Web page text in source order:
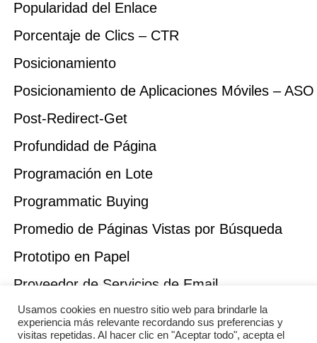
Popularidad del Enlace
Porcentaje de Clics – CTR
Posicionamiento
Posicionamiento de Aplicaciones Móviles – ASO
Post-Redirect-Get
Profundidad de Página
Programación en Lote
Programmatic Buying
Promedio de Páginas Vistas por Búsqueda
Prototipo en Papel
Proveedor de Servicios de Email
Proximidad de Palabras Clave
Prueba de Usabilidad
Usamos cookies en nuestro sitio web para brindarle la
experiencia más relevante recordando sus preferencias y
visitas repetidas. Al hacer clic en "Aceptar todo", acepta el